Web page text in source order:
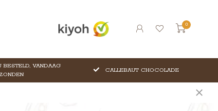
0
BESTELD, VANDAAG
CALLEBAUT CHOCOLADE